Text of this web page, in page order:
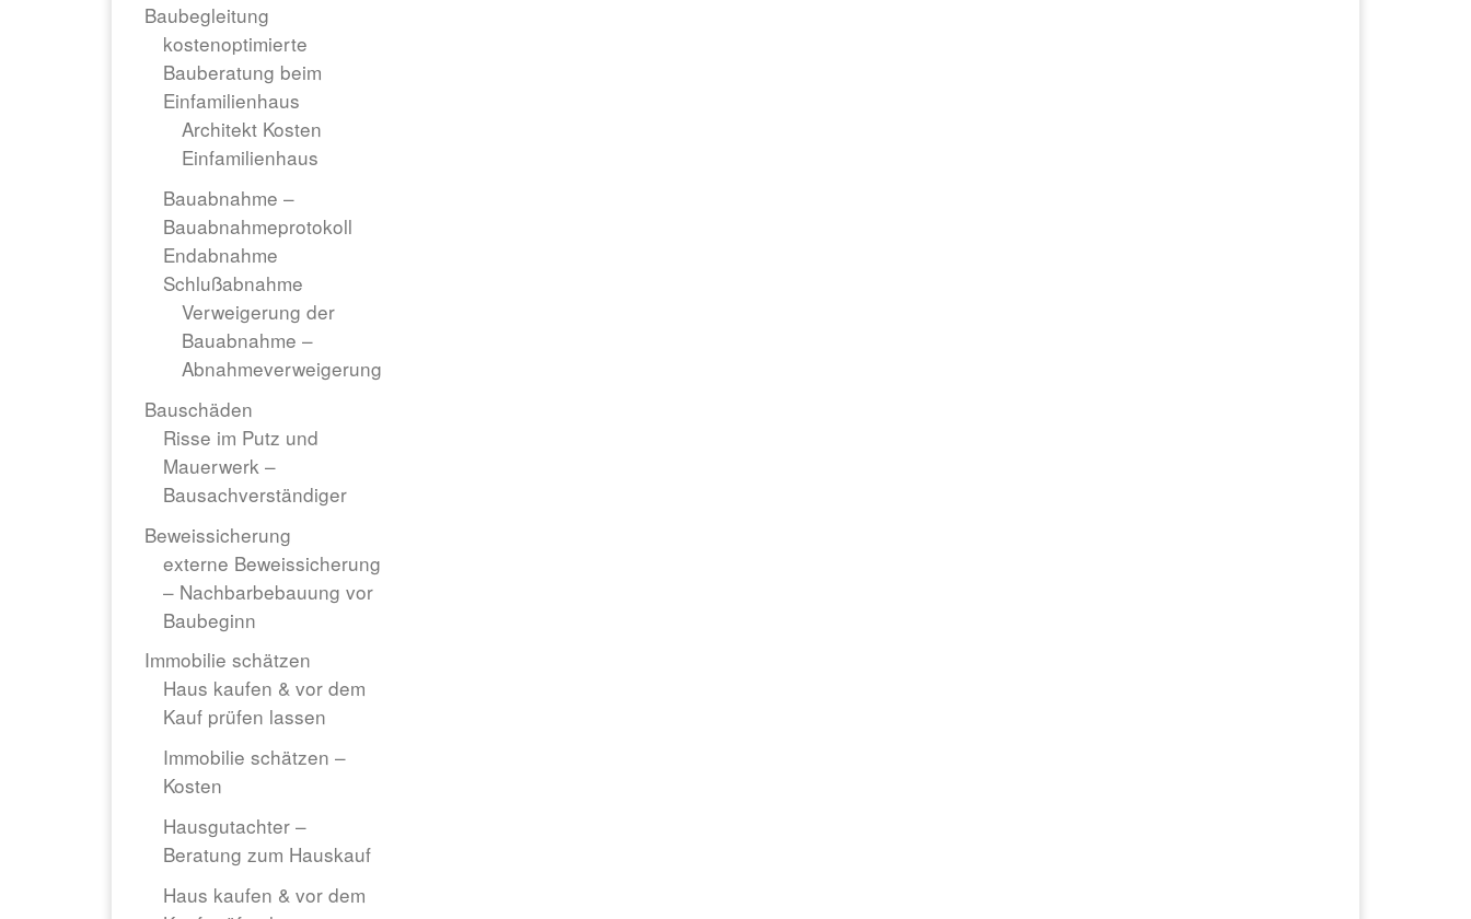
Baubegleitung
kostenoptimierte
Bauberatung beim
Einfamilienhaus
Architekt Kosten
Einfamilienhaus
Bauabnahme –
Bauabnahmeprotokoll
Endabnahme
Schlußabnahme
Verweigerung der
Bauabnahme –
Abnahmeverweigerung
Bauschäden
Risse im Putz und
Mauerwerk –
Bausachverständiger
Beweissicherung
externe Beweissicherung
– Nachbarbebauung vor
Baubeginn
Immobilie schätzen
Haus kaufen & vor dem
Kauf prüfen lassen
Immobilie schätzen –
Kosten
Hausgutachter –
Beratung zum Hauskauf
Haus kaufen & vor dem